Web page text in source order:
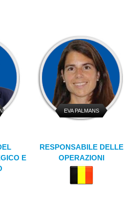
E
EVA PALMANS
RESPONSABILE DELLE
OPERAZIONI